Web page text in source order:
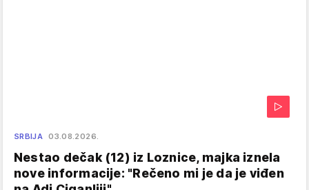
SRBIJA 03.08.2026.
Nestao dečak (12) iz Loznice, majka iznela
nove informacije: "Rečeno mi je da je viđen